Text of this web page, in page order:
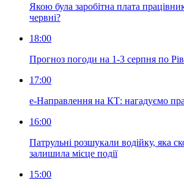
Якою була заробітна плата
червні?
18:00
Прогноз погоди на 1-3 серпня по
17:00
е-Направлення на КТ: нагадуємо
16:00
Патрульні розшукали водійку, яка
залишила місце події
15:00